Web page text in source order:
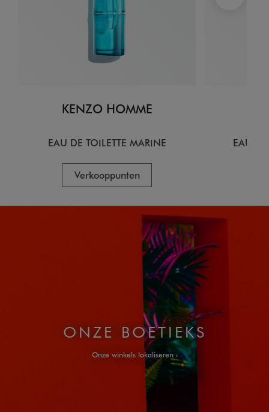
KENZO HOMME
EAU DE TOILETTE MARINE
Verkooppunten
EAU
ONZE BOETIEKS
Onze winkels lokaliseren